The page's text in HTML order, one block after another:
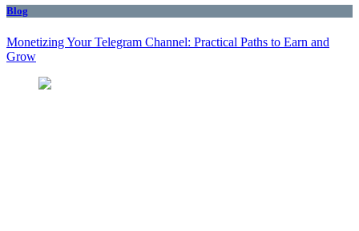
Blog
Monetizing Your Telegram Channel: Practical Paths to Earn and
Grow